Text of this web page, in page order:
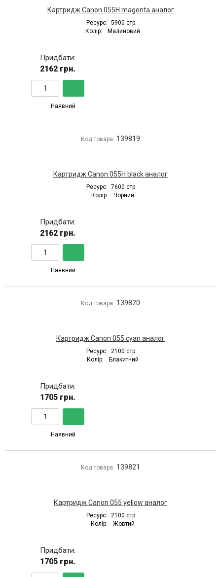
Картридж Canon 055H magenta аналог
Ресурс: 5900 стр.
Колір:
Малиновий
Придбати:
2162 грн.
Наявний
Код товара: 139819
Картридж Canon 055H black аналог
Ресурс: 7600 стр.
Колір:
Чорний
Придбати:
2162 грн.
Наявний
Код товара: 139820
Картридж Canon 055 cyan аналог
Ресурс:
2100 стр.
Колір:
Блакитний
Придбати:
1705 грн.
Наявний
Код товара: 139821
Картридж Canon 055 yellow аналог
Ресурс:
2100 стр.
Колір:
Жовтий
Придбати:
1705 грн.